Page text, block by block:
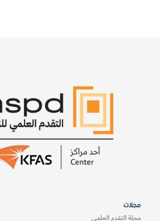
مجلات
مجلة التقدم العلمي